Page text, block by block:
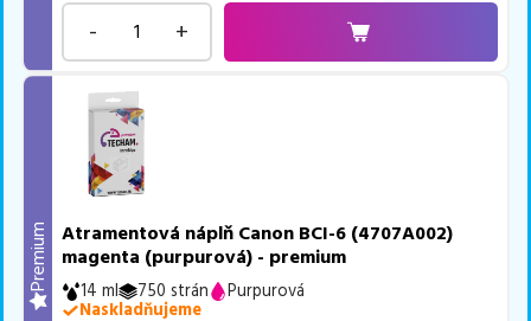
- +
Premium
Atramentová náplň Canon BCI-6 (4707A002)
magenta (purpurová) - premium
14 ml 750 strán
Purpurová
Naskladňujeme